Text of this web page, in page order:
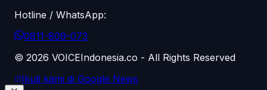
Hotline / WhatsApp:
0811-809-073
© 2026 VOICEIndonesia.co - All Rights Reserved
Ikuti kami di Google News